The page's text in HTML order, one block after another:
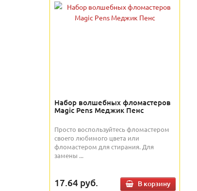
Набор волшебных фломастеров
Magic Pens Меджик Пенс
Просто воспользуйтесь фломастером
своего любимого цвета или
фломастером для стирания. Для
замены ...
17.64 руб. В корзину